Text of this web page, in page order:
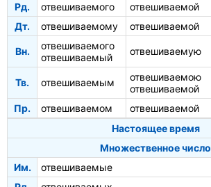
Рд.
отвешиваемого отвешиваемой
Дт.
отвешиваемому отвешиваемой
Вн.
отвешиваемого
отвешиваемый
отвешиваемую
Тв. отвешиваемым
отвешиваемою
отвешиваемой
Пр. отвешиваемом отвешиваемой
Настоящее время
Множественное число
Им.
отвешиваемые